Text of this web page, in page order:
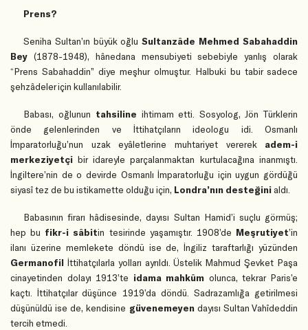
Prens?
Seniha Sultan’ın büyük oğlu Sultanzâde Mehmed Sabahaddin
Bey (1878-1948), hânedana mensubiyeti sebebiyle yanlış olarak
“Prens Sabahaddin” diye meşhur olmuştur. Halbuki bu tabir sadece
şehzâdeler için kullanılabilir.
Babası, oğlunun tahsiline ihtimam etti. Sosyolog, Jön Türklerin
önde gelenlerinden ve İttihatçıların ideologu idi. Osmanlı
İmparatorluğu’nun uzak eyâletlerine muhtariyet vererek adem-i
merkeziyetçi bir idareyle parçalanmaktan kurtulacağına inanmıştı.
İngiltere’nin de o devirde Osmanlı İmparatorluğu için uygun gördüğü
siyasî tez de bu istikamette olduğu için, Londra’nın desteğinialdı.
Babasının firarı hâdisesinde, dayısı Sultan Hamid’i suçlu görmüş;
hep bu fikr-i sâbitin tesirinde yaşamıştır. 1908’de Meşrutiyet’in
ilanı üzerine memlekete döndü ise de, İngiliz taraftarlığı yüzünden
Germanofil İttihatçılarla yolları ayrıldı. Üstelik Mahmud Şevket Paşa
cinayetinden dolayı 1913’te idama mahkûm olunca, tekrar Paris’e
kaçtı. İttihatçılar düşünce 1919’da döndü. Sadrazamlığa getirilmesi
düşünüldü ise de, kendisine güvenemeyendayısı Sultan Vahîdeddin
tercih etmedi.